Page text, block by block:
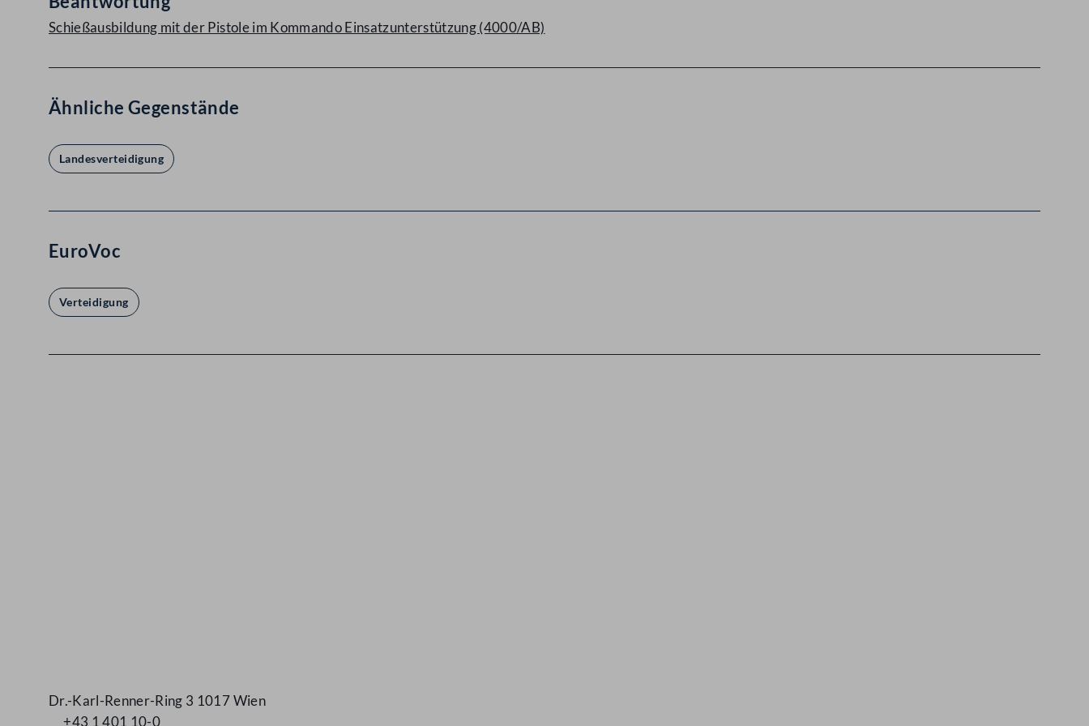
Schießausbildung mit der Pistole im Kommando Einsatzunterstützung (4000/AB)
Ähnliche Gegenstände
Landesverteidigung
EuroVoc
Verteidigung
Dr.-Karl-Renner-Ring 3 1017 Wien
+43 1 401 10-0